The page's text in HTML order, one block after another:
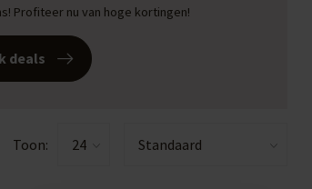
Profiteer nu van hoge kortingen!
deals
Toon: